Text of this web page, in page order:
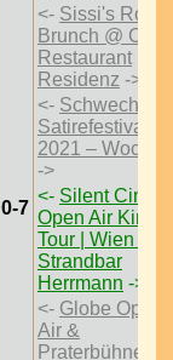
0-7
<- Sissi's Royal
Brunch @ Café
Restaurant
Residenz ->
<- Schwechater
Satirefestival
2021 – Woche 2
->
<- Silent Cinema
Open Air Kino
Tour | Wien -
Strandbar
Herrmann ->
<- Globe Open
Air &
Praterbühne